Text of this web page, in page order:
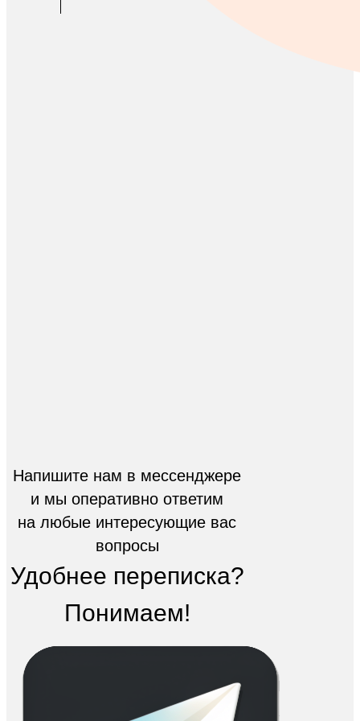
Напишите нам в мессенджере
и мы оперативно ответим
на любые интересующие вас
вопросы
Удобнее переписка?
Понимаем!